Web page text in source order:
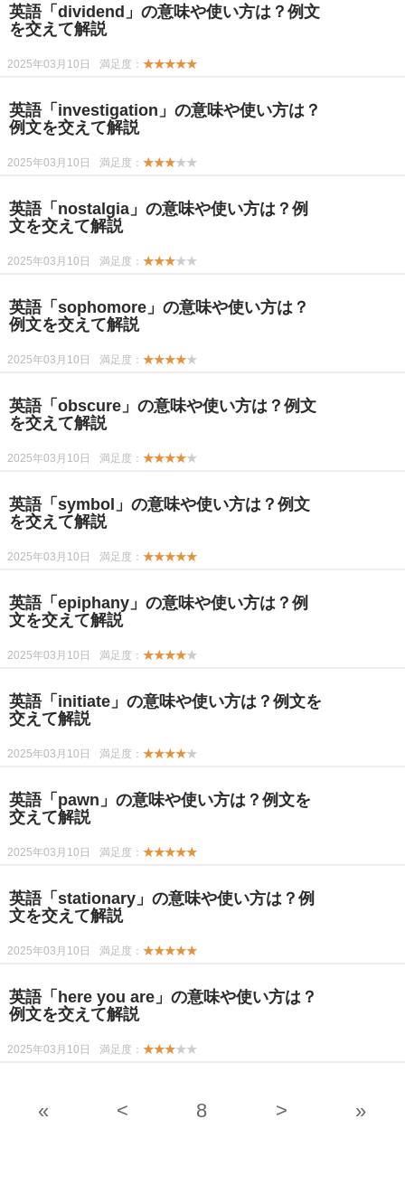
英語「dividend」の意味や使い方は？例文
を交えて解説
2025年03月10日 満足度： ★★★★★
英語「investigation」の意味や使い方は？
例文を交えて解説
2025年03月10日 満足度： ★★★★★
英語「nostalgia」の意味や使い方は？例
文を交えて解説
2025年03月10日 満足度： ★★★★★
英語「sophomore」の意味や使い方は？
例文を交えて解説
2025年03月10日 満足度： ★★★★★
英語「obscure」の意味や使い方は？例文
を交えて解説
2025年03月10日 満足度： ★★★★★
英語「symbol」の意味や使い方は？例文
を交えて解説
2025年03月10日 満足度： ★★★★★
英語「epiphany」の意味や使い方は？例
文を交えて解説
2025年03月10日 満足度： ★★★★★
英語「initiate」の意味や使い方は？例文を
交えて解説
2025年03月10日 満足度： ★★★★★
英語「pawn」の意味や使い方は？例文を
交えて解説
2025年03月10日 満足度： ★★★★★
英語「stationary」の意味や使い方は？例
文を交えて解説
2025年03月10日 満足度： ★★★★★
英語「here you are」の意味や使い方は？
例文を交えて解説
2025年03月10日 満足度： ★★★★★
« < 8 > »